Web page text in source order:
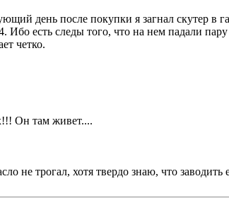
день после покупки я загнал скутер в
Ибо есть следы того, что на нем падали
четко.
Он там живет....
не трогал, хотя твердо знаю, что заводить